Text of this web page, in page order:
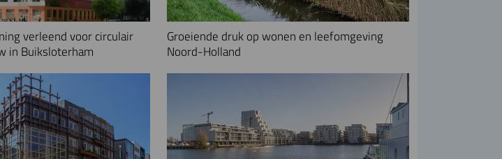
verleend voor circulair
in Buiksloterham
Groeiende druk op wonen en leefomgeving
Noord-Holland